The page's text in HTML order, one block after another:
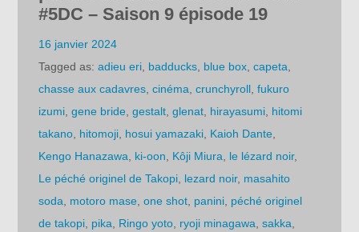
#5DC – Saison 9 épisode 19
16 janvier 2024
Tagged as:adieu eri badducks blue box ,capeta
chasse aux cadavres ,cinéma ,crunchyroll ,fukuro
izumi ,gene bride ,gestalt ,glenat hirayasumi hitomi
takano hitomoji hosui yamazaki Kaioh Dante
Kengo Hanazawa
ki-oon Kôji Miura le lézard noir,
Le péché originel de Takopi lezard noir, masahito
soda
motoro mase ,one shot panini péché originel
de takopi pika Ringo yoto ryoji minagawa ,sakka